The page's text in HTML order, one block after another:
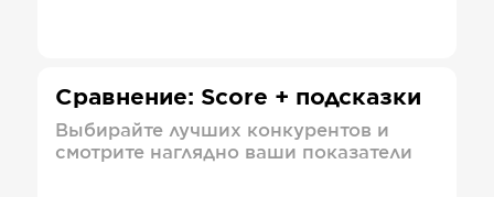
Сравнение: Score + подсказки
Выбирайте лучших конкурентов и
смотрите наглядно ваши показатели